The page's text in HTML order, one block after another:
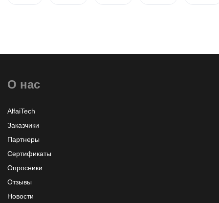
О нас
AlfaiTech
Заказчики
Партнеры
Сертификаты
Опросники
Отзывы
Новости